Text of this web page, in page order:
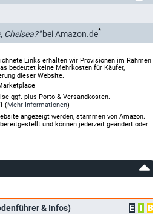
Chelsea?"bei Amazon.de*
Links erhalten wir Provisionen im Rahmen
bedeutet keine Mehrkosten für Käufer,
dieser Website.
ggf. plus Porto & Versandkosten.
(Mehr Informationen)
angezeigt werden, stammen von Amazon.
und können jederzeit geändert oder
& Infos) E I
B